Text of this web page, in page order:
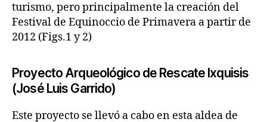
turismo, pero principalmente la creación del
Festival de Equinoccio de Primavera a partir de
2012 (Figs.1 y 2)
Proyecto Arqueológico de Rescate Ixquisis
(José Luis Garrido)
Este proyecto se llevó a cabo en esta aldea de